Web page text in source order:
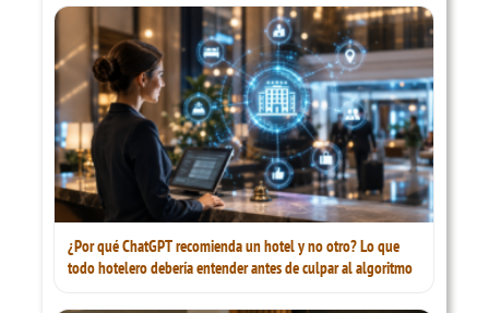
¿Por qué ChatGPT recomienda un hotel y no otro? Lo que
todo hotelero debería entender antes de culpar al algoritmo